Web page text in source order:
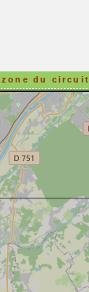
du circuit